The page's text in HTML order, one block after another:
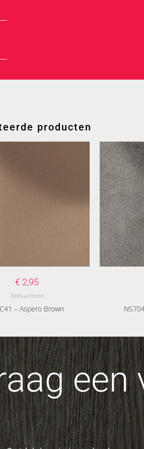
producten
€ 2,95
Natuursteen
– Aspero Brown